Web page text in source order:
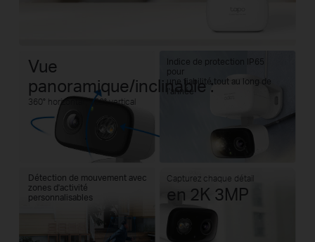
Indice de protection IP65
pour
une fiabilité tout au long de
l'année
Vue
panoramique/inclinable :
360° horizontal ; 152° vertical
Détection de mouvement avec
zones d'activité
personnalisables
Capturez chaque détail
en 2K 3MP